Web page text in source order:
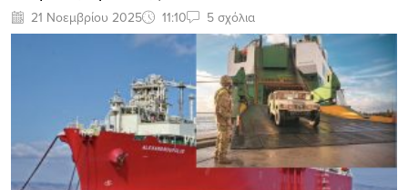
21 Νοεμβρίου 2025 11:10 5 σχόλια